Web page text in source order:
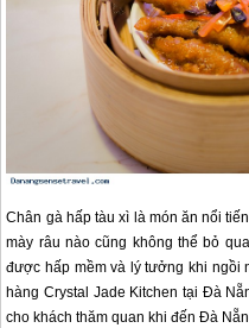
Chân gà hấp tàu xì là món ăn nổi
mày râu nào cũng không thể bỏ
được hấp mềm và lý tưởng khi ngồi
hàng Crystal Jade Kitchen tại Đà
cho khách thăm quan khi đếnĐà